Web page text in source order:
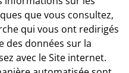
que vous consultez,
qui vous ont redirigés
des données sur la
avec le Site internet.